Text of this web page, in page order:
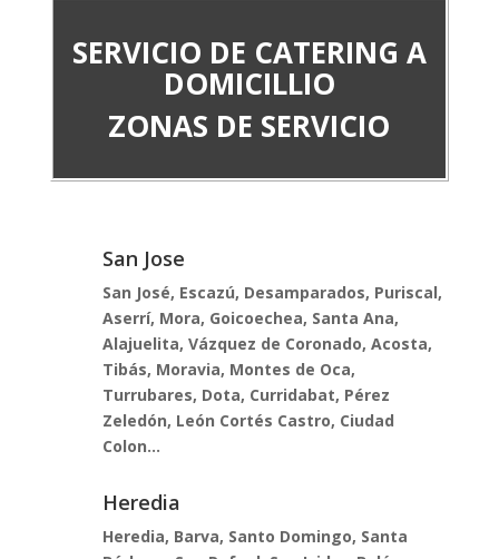
SERVICIO DE CATERING A
DOMICILLIO
ZONAS DE SERVICIO
San Jose
San José, Escazú, Desamparados, Puriscal,
Aserrí, Mora, Goicoechea, Santa Ana,
Alajuelita, Vázquez de Coronado, Acosta,
Tibás, Moravia, Montes de Oca,
Turrubares, Dota, Curridabat, Pérez
Zeledón, León Cortés Castro, Ciudad
Colon...
Heredia
Heredia, Barva, Santo Domingo, Santa